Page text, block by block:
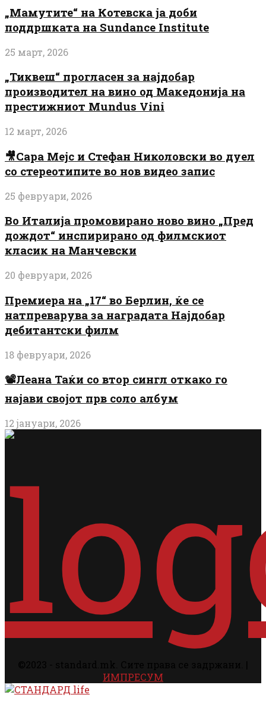
„Мамутите“ на Котевска ја доби
поддршката на Sundance Institute
25 март, 2026
„Тиквеш“ прогласен за најдобар
производител на вино од Македонија на
престижниот Mundus Vini
12 март, 2026
🎥Сара Мејс и Стефан Николовски во дуел
со стереотипите во нов видео запис
25 февруари, 2026
Во Италија промовирано ново вино „Пред
дождот“ инспирирано од филмскиот
класик на Манчевски
20 февруари, 2026
Премиера на „17“ во Берлин, ќе се
натпреварува за наградата Најдобар
дебитантски филм
18 февруари, 2026
📽️Леана Таќи со втор сингл откако го
најави својот прв соло албум
12 јануари, 2026
ИМПРЕСУМ
Facebook
Instagram
Email
Rss